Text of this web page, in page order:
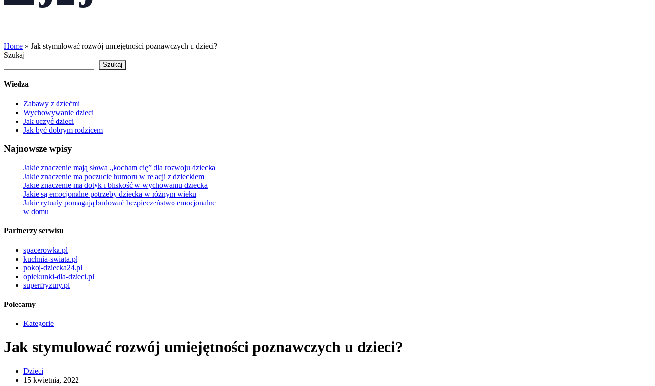
Home » Jak stymulować rozwój umiejętności poznawczych u dzieci?
Szukaj
Szukaj
Wiedza
Zabawy z dziećmi
Wychowywanie dzieci
Jak uczyć dzieci
Jak być dobrym rodzicem
Najnowsze wpisy
Jakie znaczenie mają słowa „kocham cię” dla rozwoju dziecka
Jakie znaczenie ma poczucie humoru w relacji z dzieckiem
Jakie znaczenie ma dotyk i bliskość w wychowaniu dziecka
Jakie są emocjonalne potrzeby dziecka w różnym wieku
Jakie rytuały pomagają budować bezpieczeństwo emocjonalne
w domu
Partnerzy serwisu
spacerowka.pl
kuchnia-swiata.pl
pokoj-dziecka24.pl
opiekunki-dla-dzieci.pl
superfryzury.pl
Polecamy
Kategorie
Jak stymulować rozwój umiejętności poznawczych u dzieci?
Dzieci
15 kwietnia, 2022